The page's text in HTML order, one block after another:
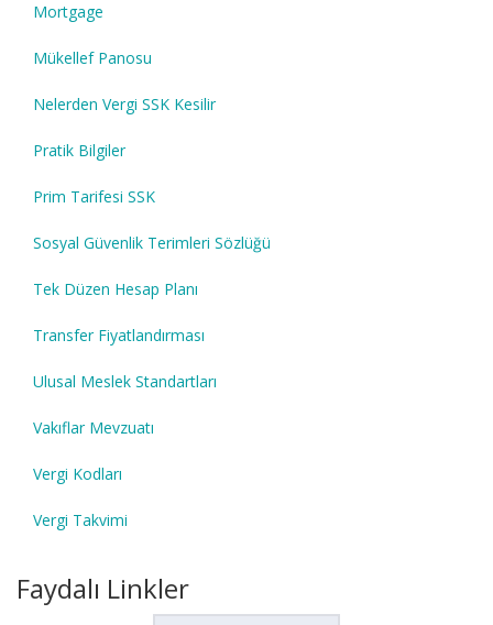
Mortgage
Mükellef Panosu
Nelerden Vergi SSK Kesilir
Pratik Bilgiler
Prim Tarifesi SSK
Sosyal Güvenlik Terimleri Sözlüğü
Tek Düzen Hesap Planı
Transfer Fiyatlandırması
Ulusal Meslek Standartları
Vakıflar Mevzuatı
Vergi Kodları
Vergi Takvimi
Faydalı Linkler